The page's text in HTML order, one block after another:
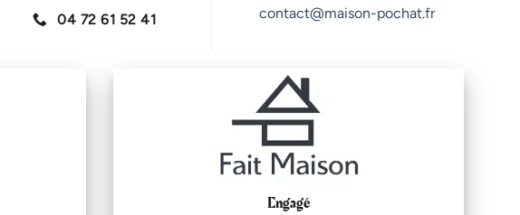
04 72 61 52 41 contact@maison-pochat.fr
Engagé